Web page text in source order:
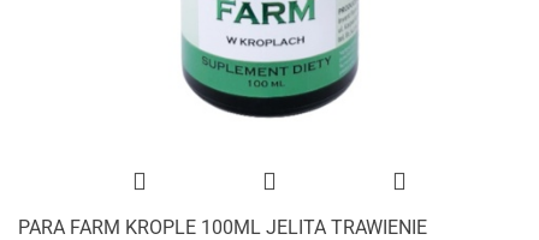
PARA FARM KROPLE 100ML JELITA TRAWIENIE